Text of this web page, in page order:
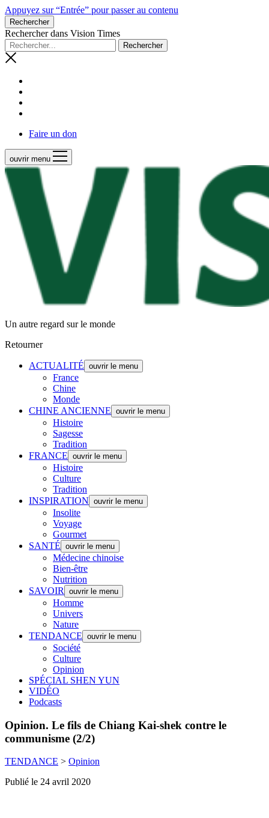
Appuyez sur “Entrée” pour passer au contenu
Rechercher
Rechercher dans Vision Times
Faire un don
ouvrir menu
Un autre regard sur le monde
Retourner
ACTUALITÉ ouvrir le menu
France
Chine
Monde
CHINE ANCIENNE ouvrir le menu
Histoire
Sagesse
Tradition
FRANCE ouvrir le menu
Histoire
Culture
Tradition
INSPIRATION ouvrir le menu
Insolite
Voyage
Gourmet
SANTÉ ouvrir le menu
Médecine chinoise
Bien-être
Nutrition
SAVOIR
ouvrir le menu
Homme
Univers
Nature
TENDANCE ouvrir le menu
Société
Culture
Opinion
SPÉCIAL SHEN YUN
VIDÉO
Podcasts
Opinion. Le fils de Chiang Kai-shek contre le
communisme (2/2)
TENDANCE > Opinion
Publié le 24 avril 2020